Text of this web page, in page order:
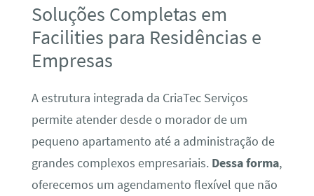
Soluções Completas em
Facilities para Residências e
Empresas
A estrutura integrada da CriaTec Serviços
permite atender desde o morador de um
pequeno apartamento até a administração de
grandes complexos empresariais. Dessa forma,
oferecemos um agendamento flexível que não